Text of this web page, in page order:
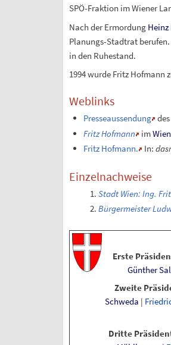
SPÖ-Fraktion im Wiener
Nach der Ermordung
Planungs-Stadtrat
in den Ruhestand.
1994 wurde Fritz Hofmann
Weblinks
Presseaussendung
Fritz Hofmann
im
Fritz Hofmann.
In:
Einzelnachweise
Stadt Wien: Ing.
Bürgermeister
Erste
Günther
Zweite
Schweda |
Dritte